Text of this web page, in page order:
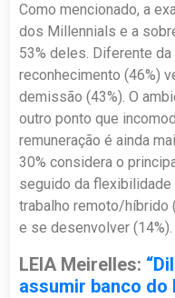
Como mencionado, a
dos Millennials e a
53% deles. Diferente
reconhecimento (46%)
demissão (43%). O
outro ponto que
remuneração é ainda
30% considera o
seguido da flexibilidade
trabalho remoto/híbrido
e se desenvolver (14%).
LEIA Meirelles:
assumir banco do